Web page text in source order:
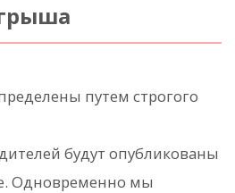
путем строгого
будут опубликованы
Одновременно мы